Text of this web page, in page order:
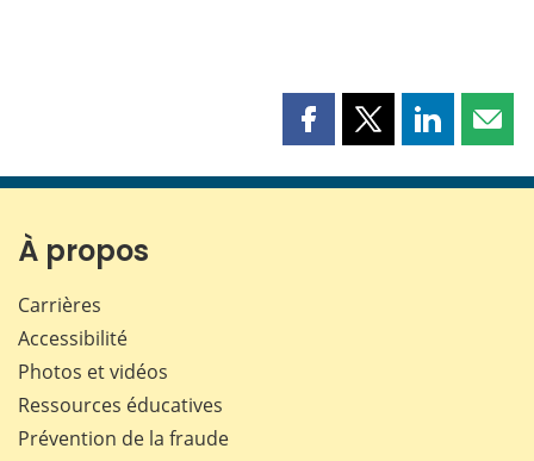
Partager
page
Partager
page
Partager
page page
À propos
Carrières
Accessibilité
Photos et vidéos
Ressources éducatives
Prévention de la fraude